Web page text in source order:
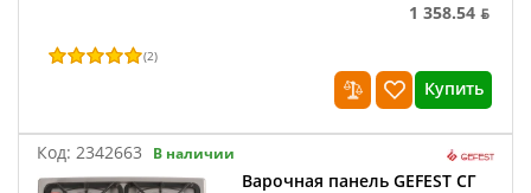
1 358.54 ƃ
(2)
Купить
Код: 2342663 В наличии
Варочная панель GEFEST СГ